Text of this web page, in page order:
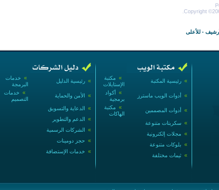
Copyright
- للأعلى
» خدمات
البرمجة
» رئيسية الدليل
» خدمات
التصميم
» الأمن والحماية
» الدعاية والتسويق
» الدعم والتطوير
» الشركات الرسمية
» حجز دومينات
» خدمات الإستضافة
» مكتبة
الإستايلات
» رئيسية المكتبة
» أكواد
برمجية
» أدوات الويب ماسترز
» مكتبة
الهاكات
» أدوات المصممين
» سكربتات متنوعة
» مجلات إلكترونية
» بلوكات متنوعة
» ثيمات مختلفة